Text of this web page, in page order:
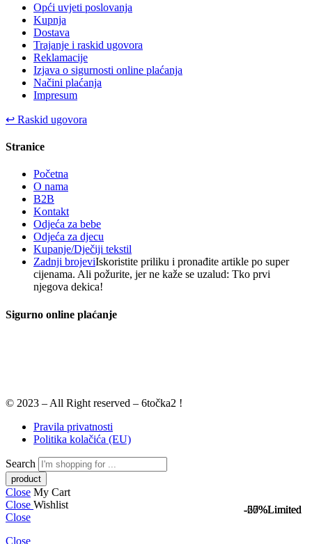
-50%Limited
-67%Limited
-25%Limited
Opći uvjeti poslovanja
Kupnja
Dostava
Trajanje i raskid ugovora
Reklamacije
Izjava o sigurnosti online plaćanja
Načini plaćanja
Impresum
↩ Raskid ugovora
Stranice
Početna
O nama
B2B
Kontakt
Odjeća za bebe
Odjeća za djecu
Kupanje/Dječiji tekstil
Zadnji brojeviIskoristite priliku i pronađite artikle po super
cijenama. Ali požurite, jer ne kaže se uzalud: Tko prvi
njegova dekica!
Sigurno online plaćanje
© 2023 – All Right reserved – 6točka2 !
Pravila privatnosti
Politika kolačića (EU)
Search
Close My Cart
Close Wishlist
Close
Close